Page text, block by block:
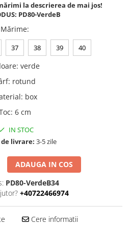
la descrierea de mai jos!
PD80-VerdeB
Mărime:
37 38 39 40
: verde
: rotund
: box
: 6 cm
IN STOC
livrare: 3-5 zile
ADAUGA IN COS
PD80-VerdeB34
+40722466974
Cere informatii